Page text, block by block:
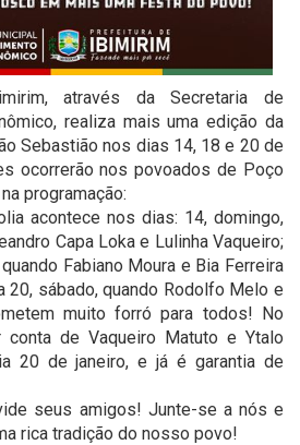
através da Secretaria de
realiza mais uma edição da
Sebastião nos dias 14, 18 e 20 de
ocorrerão nos povoados de Poço
programação:
acontece nos dias: 14, domingo,
Capa Loka e Lulinha Vaqueiro;
Fabiano Moura e Bia Ferreira
20, sábado, quando Rodolfo Melo e
muito forró para todos! No
de Vaqueiro Matuto e Ytalo
20 de janeiro, e já é garantia de
seus amigos! Junte-se a nós e
rica tradição do nosso povo!